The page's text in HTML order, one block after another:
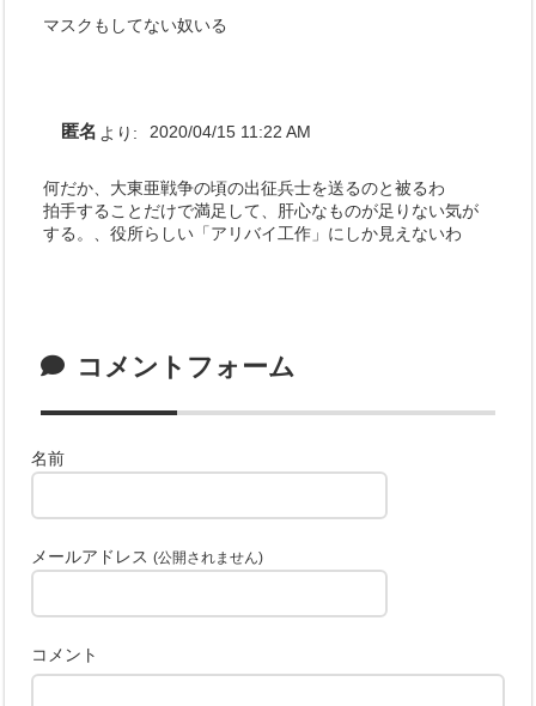
マスクもしてない奴いる
匿名 より: 2020/04/15 11:22 AM
何だか、大東亜戦争の頃の出征兵士を送るのと被るわ
拍手することだけで満足して、肝心なものが足りない気が
する。、役所らしい「アリバイ工作」にしか見えないわ
コメントフォーム
名前
メールアドレス(公開されません)
コメント